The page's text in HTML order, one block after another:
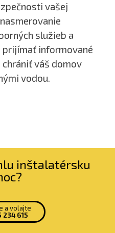
vašej
služieb a
prijímať informované
váš domov
vodou.
inštalatérsku
a volajte
234 615